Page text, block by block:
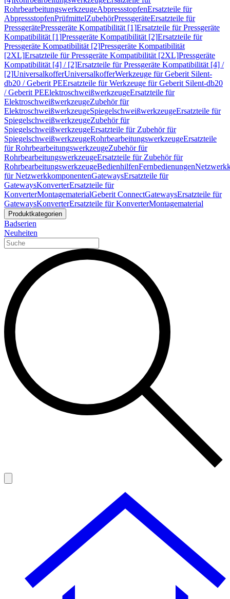
RohrbearbeitungswerkzeugeAbpressstopfenErsatzteile für
AbpressstopfenPrüfmittelZubehörPressgeräteErsatzteile für
PressgerätePressgeräte Kompatibilität [1]Ersatzteile für Pressgeräte
Kompatibilität [1]Pressgeräte Kompatibilität [2]Ersatzteile für
Pressgeräte Kompatibilität [2]Pressgeräte Kompatibilität
[2XL]Ersatzteile für Pressgeräte Kompatibilität [2XL]Pressgeräte
Kompatibilität [4] / [2]Ersatzteile für Pressgeräte Kompatibilität [4] /
[2]UniversalkofferUniversalkofferWerkzeuge für Geberit Silent-
db20 / Geberit PEErsatzteile für Werkzeuge für Geberit Silent-db20
/ Geberit PEElektroschweißwerkzeugeErsatzteile für
ElektroschweißwerkzeugeZubehör für
ElektroschweißwerkzeugeSpiegelschweißwerkzeugeErsatzteile für
SpiegelschweißwerkzeugeZubehör für
SpiegelschweißwerkzeugeErsatzteile für Zubehör für
SpiegelschweißwerkzeugeRohrbearbeitungswerkzeugeErsatzteile
für RohrbearbeitungswerkzeugeZubehör für
RohrbearbeitungswerkzeugeErsatzteile für Zubehör für
RohrbearbeitungswerkzeugeBedienhilfenFernbedienungen
für NetzwerkkomponentenGatewaysErsatzteile für
GatewaysKonverterErsatzteile für
KonverterMontagematerialGeberit ConnectGatewaysErsatzteile für
GatewaysKonverterErsatzteile für KonverterMontagematerial
Produktkategorien
Badserien
Neuheiten